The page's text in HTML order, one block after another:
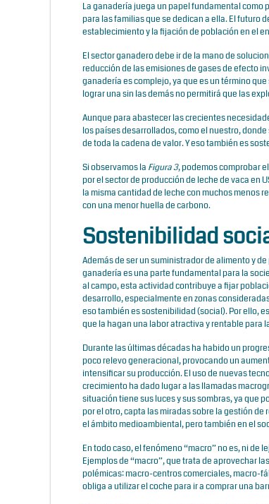
La ganadería juega un papel fundamental como
para las familias que se dedican a ella. El futuro
establecimiento y la fijación de población en el
El sector ganadero debe ir de la mano de
reducción de las emisiones de gases de efecto
ganadería es complejo, ya que es un término
lograr una sin las demás no permitirá que las
Aunque para abastecer las crecientes
los países desarrollados, como el nuestro,
de toda la cadena de valor. Y eso también es
Si observamos la Figura 3, podemos comprobar
por el sector de producción de leche de vaca en
la misma cantidad de leche con muchos menos
con una menor huella de carbono.
Sostenibilidad
Además de ser un suministrador de alimento y
ganadería es una parte fundamental para la
al campo, esta actividad contribuye a fijar
desarrollo, especialmente en zonas
eso también es sostenibilidad (social). Por ello,
que la hagan una labor atractiva y rentable para
Durante las últimas décadas ha habido un
poco relevo generacional, provocando un
intensificar su producción. El uso de nuevas
crecimiento ha dado lugar a las llamadas
situación tiene sus luces y sus sombras, ya que
por el otro, capta las miradas sobre la gestión
el ámbito medioambiental, pero también en el
En todo caso, el fenómeno “macro” no es, ni
Ejemplos de “macro”, que trata de aprovechar
polémicas: macro-centros comerciales, macro-
obliga a utilizar el coche para ir a comprar una